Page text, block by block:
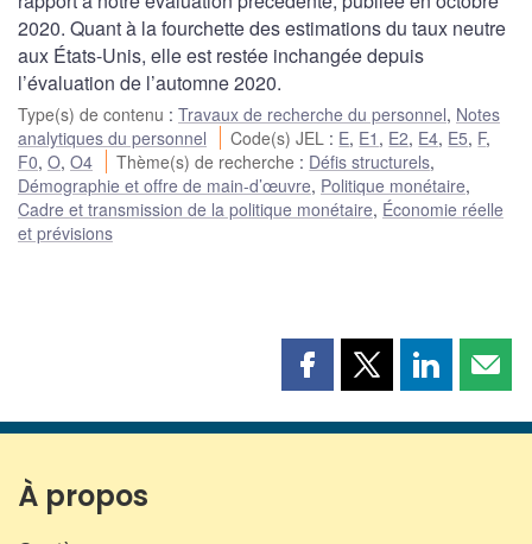
2020. Quant à la fourchette des estimations du taux neutre
aux États-Unis, elle est restée inchangée depuis
l’évaluation de l’automne 2020.
Type(s) de contenu : Travaux de recherche du personnel, Notes
analytiques du personnel
Code(s) JEL : E, E1 , E2, E4, E5, F,
F0, O, O4 Thème(s) de recherche : Défis structurels,
Démographie et offre de main-d’œuvre, Politique monétaire,
Cadre et transmission de la politique monétaire, Économie réelle
et prévisions
Partager
page
Partager
page
Partager
page page
À propos